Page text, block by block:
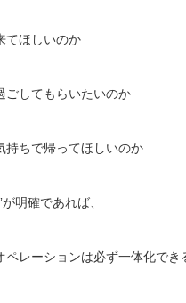
てほしいのか
ごしてもらいたいのか
持ちで帰ってほしいのか
明確であれば、
ペレーションは必ず一体化でき